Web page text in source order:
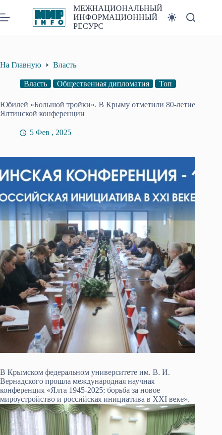
к
сути
МЕЖНАЦИОНАЛЬНЫЙ
ИНФОРМАЦИОННЫЙ
РЕСУРС
На Главную Власть
Власть Общественная дипломатия Топ
Юбилей «Большой тройки». В Крыму отметили 80-летие
Ялтинской конференции
5 Фев , 2025
В Крымском федеральном университете им. В. И.
Вернадского прошла международная научная
конференция «Ялта 1945-2025: борьба за новое
мироустройство и российская инициатива в XXI веке».